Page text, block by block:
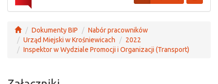
Dokumenty BIP
Nabór pracowników
Urząd Miejski w Krośniewicach
2022
Inspektor w Wydziale Promocji i Organizacji (Transport)